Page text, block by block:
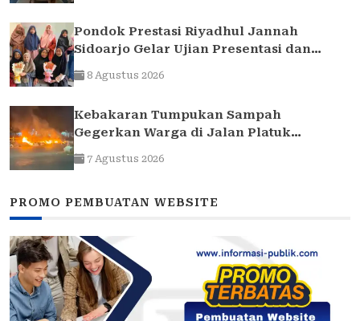
Pondok Prestasi Riyadhul Jannah
Sidoarjo Gelar Ujian Presentasi dan
Pembinaan Karakter Santriwati Yatim
Dhuafa
8 Agustus 2026
Kebakaran Tumpukan Sampah
Gegerkan Warga di Jalan Platuk
Donomulyo Surabaya
7 Agustus 2026
PROMO PEMBUATAN WEBSITE